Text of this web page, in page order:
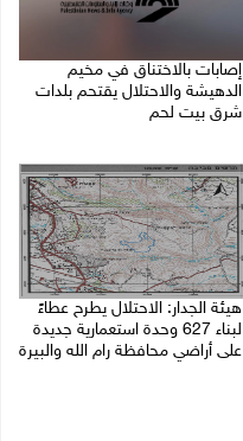
إصابات بالاختناق في مخيم
الدهيشة والاحتلال يقتحم بلدات
شرق بيت لحم
هيئة الجدار: الاحتلال يطرح عطاءً
لبناء 627 وحدة استعمارية جديدة
على أراضي محافظة رام الله والبيرة